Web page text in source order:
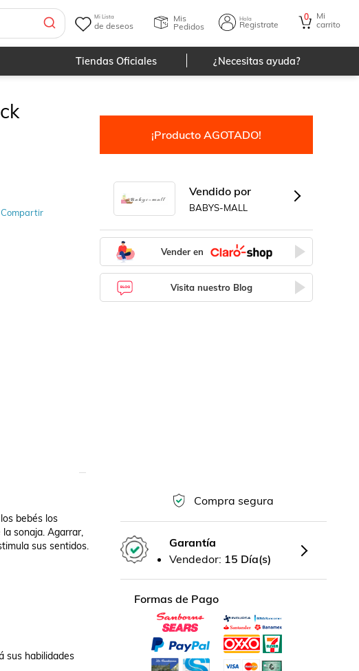
Mi Lista
de deseos
Mis
Pedidos
Hola
Registrate
0
Mi
carrito
Tiendas Oficiales ¿Necesitas ayuda?
Compartir
¡Producto AGOTADO!
Vendido por
BABYS-MALL
Vender en
Visita nuestro Blog
bebés los
sonaja. Agarrar,
sus sentidos.
sus habilidades
Compra segura
Garantía
Vendedor: 15 Día(s)
Formas de Pago